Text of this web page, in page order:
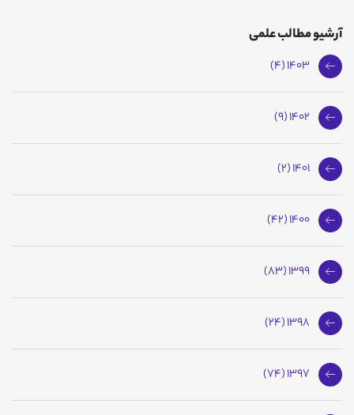
آرشیو مطالب علمی
1403 (4)
1402 (9)
1401 (2)
1400 (42)
1399 (83)
1398 (24)
1397 (74)